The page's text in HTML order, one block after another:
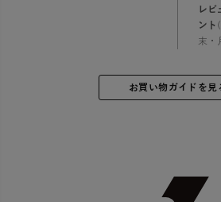
レビ
ント
末・
お買い物ガイドを見